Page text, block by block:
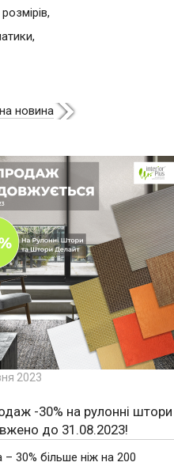
новина
2023
-30% на рулонні штори
до 31.08.2023!
30% більше ніж на 200